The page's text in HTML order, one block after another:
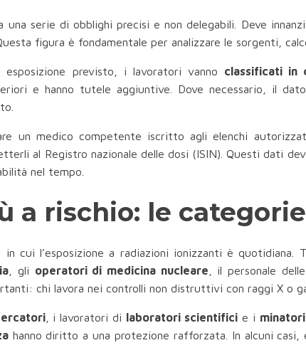
una serie di obblighi precisi e non delegabili. Deve
figura è fondamentale per analizzare le sorgenti,
previsto, i lavoratori vanno classificati in
e hanno tutele aggiuntive. Dove necessario, il
un medico competente iscritto agli elenchi
al Registro nazionale delle dosi (ISIN). Questi dati
nel tempo.
a rischio: le
in cui l’esposizione a radiazioni ionizzanti è
, gli operatori di medicina nucleare , il personale delle
chi lavora nei controlli non distruttivi con raggi X o
, i lavoratori di laboratori scientificie i minatori
hanno diritto a una protezione rafforzata. In alcuni